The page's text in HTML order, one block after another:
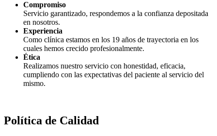
Compromiso
Servicio garantizado, respondemos a la confianza depositada
en nosotros.
Experiencia
Como clínica estamos en los 19 años de trayectoria en los
cuales hemos crecido profesionalmente.
Ética
Realizamos nuestro servicio con honestidad, eficacia,
cumpliendo con las expectativas del paciente al servicio del
mismo.
Política de Calidad